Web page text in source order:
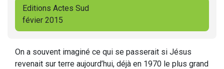
Editions Actes Sud
févier 2015
On a souvent imaginé ce qui se passerait si Jésus
revenait sur terre aujourd’hui, déjà en 1970 le plus grand